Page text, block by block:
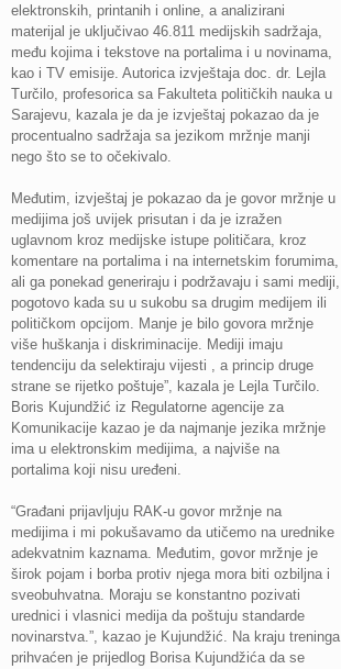
elektronskih, printanih i online, a analizirani
materijal je uključivao 46.811 medijskih sadržaja,
među kojima i tekstove na portalima i u novinama,
kao i TV emisije. Autorica izvještaja doc. dr. Lejla
Turčilo, profesorica sa Fakulteta političkih nauka u
Sarajevu, kazala je da je izvještaj pokazao da je
procentualno sadržaja sa jezikom mržnje manji
nego što se to očekivalo.
Međutim, izvještaj je pokazao da je govor mržnje u
medijima još uvijek prisutan i da je izražen
uglavnom kroz medijske istupe političara, kroz
komentare na portalima i na internetskim forumima,
ali ga ponekad generiraju i podržavaju i sami mediji,
pogotovo kada su u sukobu sa drugim medijem ili
političkom opcijom. Manje je bilo govora mržnje
više huškanja i diskriminacije. Mediji imaju
tendenciju da selektiraju vijesti , a princip druge
strane se rijetko poštuje”, kazala je Lejla Turčilo.
Boris Kujundžić iz Regulatorne agencije za
Komunikacije kazao je da najmanje jezika mržnje
ima u elektronskim medijima, a najviše na
portalima koji nisu uređeni.
“Građani prijavljuju RAK-u govor mržnje na
medijima i mi pokušavamo da utičemo na urednike
adekvatnim kaznama. Međutim, govor mržnje je
širok pojam i borba protiv njega mora biti ozbiljna i
sveobuhvatna. Moraju se konstantno pozivati
urednici i vlasnici medija da poštuju standarde
novinarstva.”, kazao je Kujundžić. Na kraju treninga
prihvaćen je prijedlog Borisa Kujundžića da se